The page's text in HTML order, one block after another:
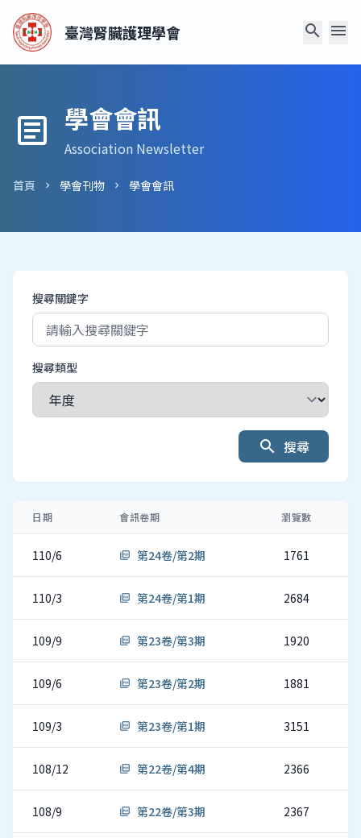
臺灣腎臟護理學會 search menu
article 學會會訊
Association Newsletter
首頁 chevron_right 學會刊物 chevron_right 學會會訊
搜尋關鍵字
搜尋類型
search 搜尋
日期 會訊卷期 瀏覽數
110/6 picture_as_pdf 第24卷/第2期 1761
110/3 picture_as_pdf 第24卷/第1期 2684
109/9 picture_as_pdf 第23卷/第3期 1920
109/6 picture_as_pdf 第23卷/第2期 1881
109/3 picture_as_pdf 第23卷/第1期 3151
108/12 picture_as_pdf 第22卷/第4期 2366
108/9 picture_as_pdf 第22卷/第3期 2367